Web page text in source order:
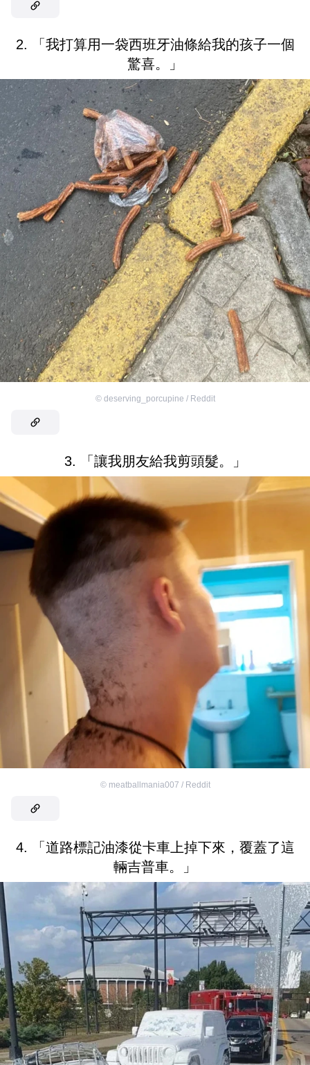
2. 「我打算用一袋西班牙油條給我的孩子一個
驚喜。」
© deserving_porcupine / Reddit
3. 「讓我朋友給我剪頭髮。」
© meatballmania007 / Reddit
4. 「道路標記油漆從卡車上掉下來，覆蓋了這
輛吉普車。」